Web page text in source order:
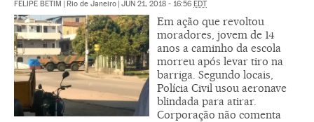
FELIPE BETIM | Rio de Janeiro | JUN 21, 2018 - 16:56 EDT
Em ação que revoltou
moradores, jovem de 14
anos a caminho da escola
morreu após levar tiro na
barriga. Segundo locais,
Polícia Civil usou aeronave
blindada para atirar.
Corporação não comenta